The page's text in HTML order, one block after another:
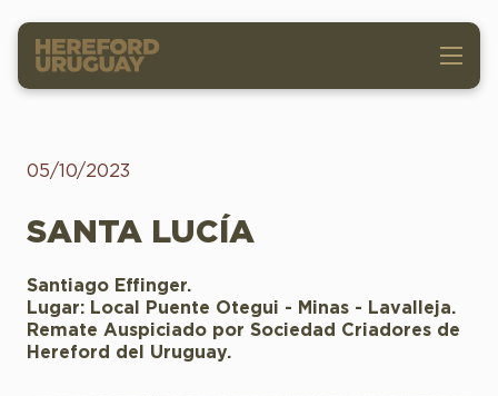
05/10/2023
SANTA LUCÍA
Santiago Effinger.
Lugar: Local Puente Otegui - Minas - Lavalleja.
Remate Auspiciado por Sociedad Criadores de
Hereford del Uruguay.